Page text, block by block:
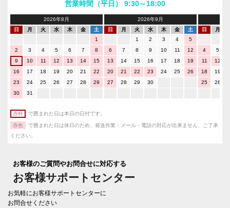
営業時間（平日） 9:30～18:00
2026年8月
日
月 火 水 木 金
土
1
2
3 4 5 6 7
8
9
10 11 12 13 14
15
16
17 18 19 20 21
22
23
24 25 26 27 28
29
30
31
2026年9月
日
月 火 水 木 金
土
1
2 3 4
5
6
7 8 9 10 11
12
13
14 15 16 17 18
19
20
21 22 23 24 25
26
27
28 29 30
日 月
4 5
11
12
18
19
25
26
赤枠 で囲まれた日は本日の日付です。
赤色
で囲まれた日は休日のため、発送作業・メール・電話の対応が出来ません、ご了承
ください。
お客様のご質問やお問合せに対応する
お客様サポートセンター
お気軽にお客様サポートセンターに
お問合せください